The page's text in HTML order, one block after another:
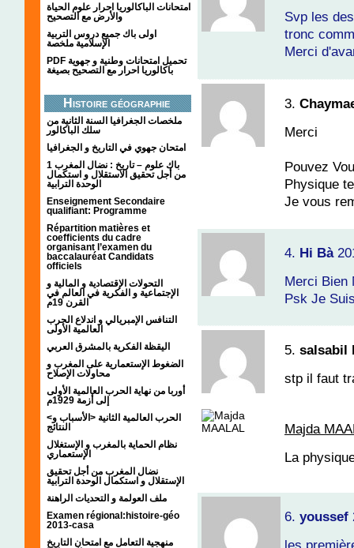
امتحانات الباكالوريا احرار علوم الحياة
والأرض مع التصحيح
اولى باك جميع دروس التربية
الإسلامية ملخصة
PDF تحميل امتحانات وطنية و جهوية
باكالوريا احرار مع التصحيح بصيغة
Histoire géographie
ملخصات الجغرافيا السنة الثانية من
سلك الباكالور
امتحان جهوي في التاريخ و الجغرافيا
1 باك علوم – تاريخ : نضال المغرب
من أجل تحقيق الاستقلال و استكمال
الوحدة الترابية
Enseignement Secondaire
qualifiant: Programme
Répartition matières et
coefficients du cadre
organisant l’examen du
baccalauréat Candidats
officiels
التحولات الإقتصادية و المالية و
الإجتماعية و الفكرية في العالم في
القرن 19م
التنافس الإمبريالي و اندلاع الحرب
العالمية الأولى
اليقظة الفكرية بالمشرق العربي
الضغوط الإستعمارية على المغرب و
محاولات الإصلاح
أوربا من نهاية الحرب العالمية الأولى
إلى أزمة 1929م
<الحرب العالمية الثانية <الأسباب و
النتائج
نظام الحماية بالمغرب و الإستغلال
الإستعماري
نضال المغرب من أجل تحقيق
الإستقلال و استكمال الوحدة الترابية
ملف العولمة و التحديات الراهنة
Examen régional:histoire-géo
2013-casa
منهجية التعامل مع امتحان التاريخ
Svp les
tronc
Merci
3.
Merci
Pouvez
Physique
Je vous
4. Hi Bà
Merci Bien
Psk Je
5. salsabil
stp il faut
Majda
La
6. youssef